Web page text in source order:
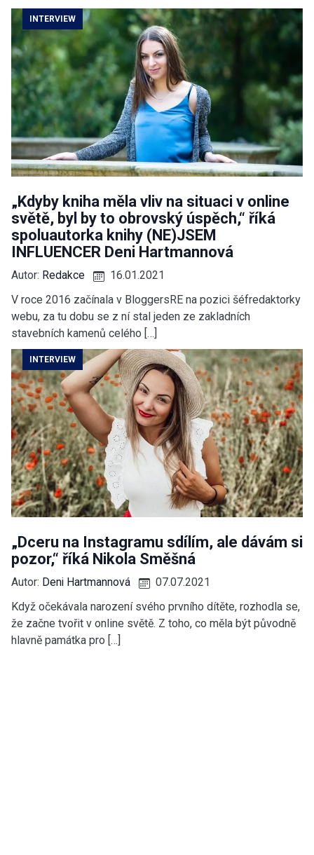
INTERVIEW
„Kdyby kniha měla vliv na situaci v online
světě, byl by to obrovský úspěch,“ říká
spoluautorka knihy (NE)JSEM
INFLUENCER Deni Hartmannová
Autor: Redakce
16.01.2021
V roce 2016 začínala v BloggersRE na pozici šéfredaktorky
webu, za tu dobu se z ní stal jeden ze zakladních
stavebních kamenů celého […]
INTERVIEW
„Dceru na Instagramu sdílím, ale dávám si
pozor,“ říká Nikola Směšná
Autor: Deni Hartmannová
07.07.2021
Když očekávala narození svého prvního dítěte, rozhodla se,
že začne tvořit v online světě. Z toho, co měla být původně
hlavně památka pro […]